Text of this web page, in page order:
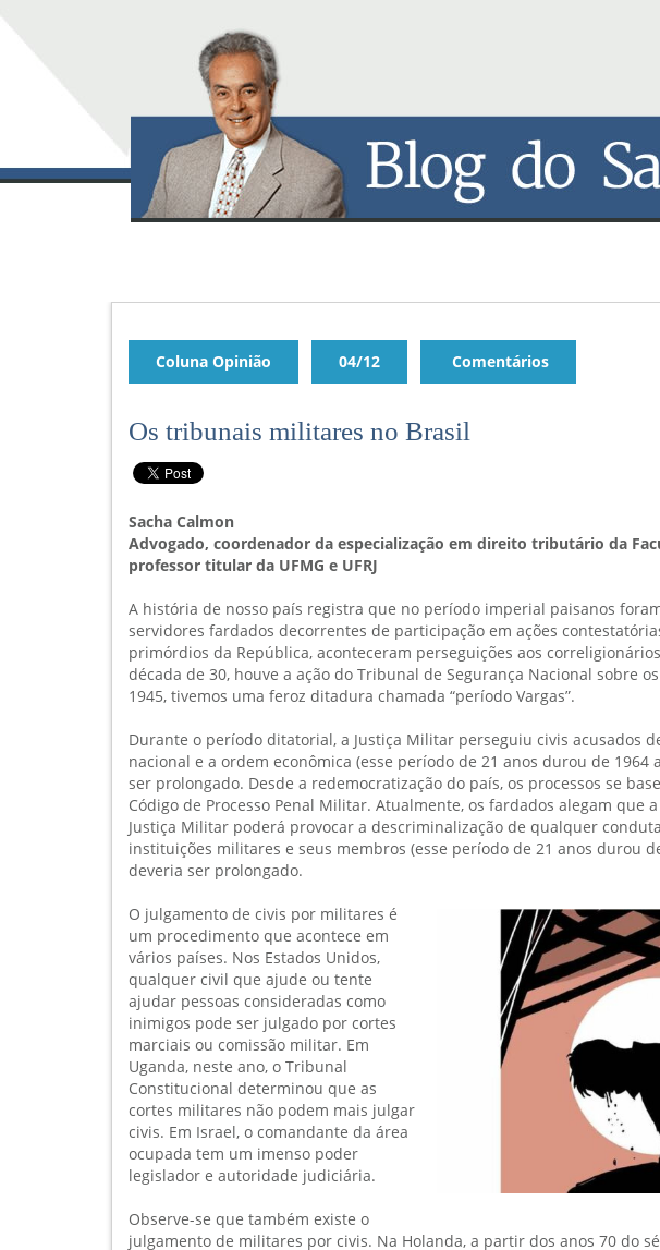
Coluna Opinião 04/12 Comentários
Os tribunais militares no Brasil
Sacha Calmon
Advogado, coordenador da especialização em direito tributário da
professor titular da UFMG e UFRJ
A história de nosso país registra que no período imperial paisanos
servidores fardados decorrentes de participação em ações
primórdios da República, aconteceram perseguições aos
década de 30, houve a ação do Tribunal de Segurança Nacional sobre
1945, tivemos uma feroz ditadura chamada “período Vargas”.
Durante o período ditatorial, a Justiça Militar perseguiu civis acusados
nacional e a ordem econômica (esse período de 21 anos durou de 1964
ser prolongado. Desde a redemocratização do país, os processos se
Código de Processo Penal Militar. Atualmente, os fardados alegam que
Justiça Militar poderá provocar a descriminalização de qualquer
instituições militares e seus membros (esse período de 21 anos durou
deveria ser prolongado.
O julgamento de civis por militares é
um procedimento que acontece em
vários países. Nos Estados Unidos,
qualquer civil que ajude ou tente
ajudar pessoas consideradas como
inimigos pode ser julgado por cortes
marciais ou comissão militar. Em
Uganda, neste ano, o Tribunal
Constitucional determinou que as
cortes militares não podem mais julgar
civis. Em Israel, o comandante da área
ocupada tem um imenso poder
legislador e autoridade judiciária.
Observe-se que também existe o
julgamento de militares por civis. Na Holanda, a partir dos anos 70 do